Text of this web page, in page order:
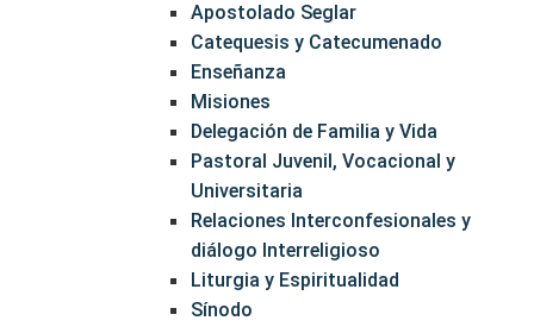
Apostolado Seglar
Catequesis y Catecumenado
Enseñanza
Misiones
Delegación de Familia y Vida
Pastoral Juvenil, Vocacional y
Universitaria
Relaciones Interconfesionales y
diálogo Interreligioso
Liturgia y Espiritualidad
Sínodo